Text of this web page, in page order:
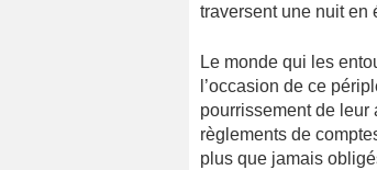
traversent une nuit en
Le monde qui les
l’occasion de ce
pourrissement de
règlements de
plus que jamais